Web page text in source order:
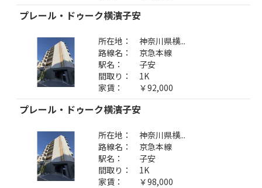
プレール・ドゥーク横濱子安
所在地：
神奈川県横...
路線名：
京急本線
駅名：
子安
間取り：
1K
家賃：
￥92,000
プレール・ドゥーク横濱子安
所在地：
神奈川県横...
路線名：
京急本線
駅名：
子安
間取り：
1K
家賃：
￥98,000